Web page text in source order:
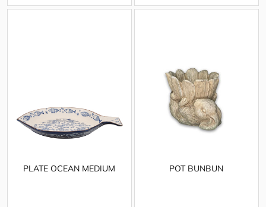
PLATE OCEAN MEDIUM POT BUNBUN